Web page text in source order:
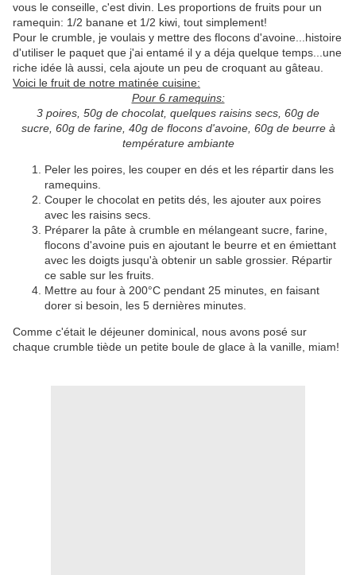
vous le conseille, c'est divin. Les proportions de fruits pour un
ramequin: 1/2 banane et 1/2 kiwi, tout simplement!
Pour le crumble, je voulais y mettre des flocons d'avoine...histoire
d'utiliser le paquet que j'ai entamé il y a déja quelque temps...une
riche idée là aussi, cela ajoute un peu de croquant au gâteau.
Voici le fruit de notre matinée cuisine:
Pour 6 ramequins:
3 poires, 50g de chocolat, quelques raisins secs, 60g de
sucre, 60g de farine, 40g de flocons d'avoine, 60g de beurre à
température ambiante
Peler les poires, les couper en dés et les répartir dans les
ramequins.
Couper le chocolat en petits dés, les ajouter aux poires
avec les raisins secs.
Préparer la pâte à crumble en mélangeant sucre, farine,
flocons d'avoine puis en ajoutant le beurre et en émiettant
avec les doigts jusqu'à obtenir un sable grossier. Répartir
ce sable sur les fruits.
Mettre au four à 200°C pendant 25 minutes, en faisant
dorer si besoin, les 5 dernières minutes.
Comme c'était le déjeuner dominical, nous avons posé sur
chaque crumble tiède un petite boule de glace à la vanille, miam!